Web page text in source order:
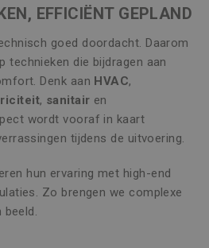
EFFICIËNT GEPLAND
goed doordacht. Daarom
technieken die bijdragen aan
Denk aan HVAC,
, sanitair en
wordt vooraf in kaart
tijdens de uitvoering.
hun ervaring met high-end
Zo brengen we complexe